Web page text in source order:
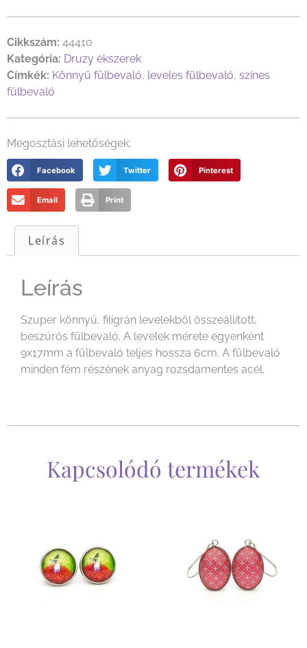
Cikkszám: 44410
Kategória: Druzy ékszerek
Címkék: Könnyű fülbevaló, leveles fülbevaló, színes
fülbevaló
Megosztási lehetőségek:
Facebook Twitter Pinterest
Email Print
Leírás
Leírás
Szuper könnyű, filigrán levelekből összeállított,
beszúrós fülbevaló. A levelek mérete egyenként
9x17mm a fülbevaló teljes hossza 6cm. A fülbevaló
minden fém részének anyag rozsdamentes acél.
Kapcsolódó termékek